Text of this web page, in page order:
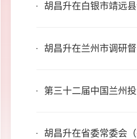
胡昌升在白银市靖远
胡昌升在兰州市调研
第三十二届中国兰州
胡昌升在省委常委会